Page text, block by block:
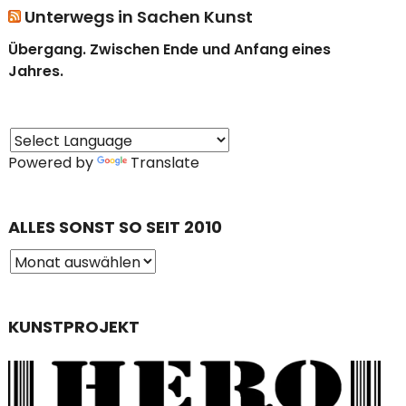
Unterwegs in Sachen Kunst
Übergang. Zwischen Ende und Anfang eines
Jahres.
Powered by Translate
ALLES SONST SO SEIT 2010
KUNSTPROJEKT